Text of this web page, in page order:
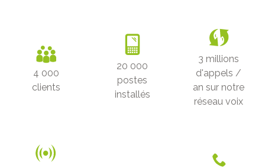
4 000
clients
20 000
postes
installés
3 millions
d'appels /
an sur notre
réseau voix